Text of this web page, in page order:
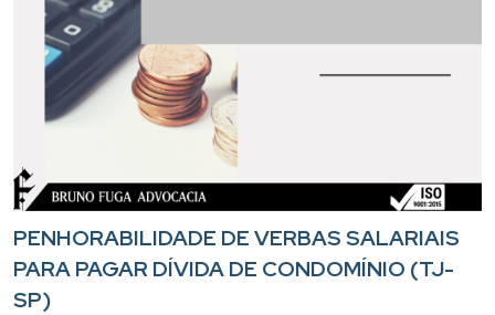
PENHORABILIDADE DE VERBAS SALARIAIS
PARA PAGAR DÍVIDA DE CONDOMÍNIO (TJ-
SP)